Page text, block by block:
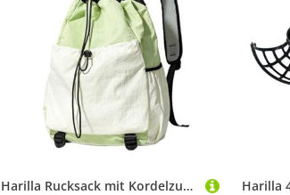
Harilla Rucksack mit Kordelzug, Tragetasche, multifunktionaler Tagesrucksack, Tennisrucksack, Tennistasche für Squashschläger, Fitnessstudio, Sport, Hellgrün